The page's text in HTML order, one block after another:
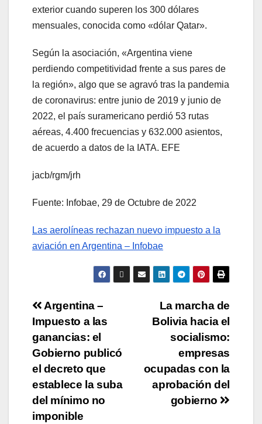
exterior cuando superen los 300 dólares
mensuales, conocida como «dólar Qatar».
Según la asociación, «Argentina viene
perdiendo competitividad frente a sus pares de
la región», algo que se agravó tras la pandemia
de coronavirus: entre junio de 2019 y junio de
2022, el país suramericano perdió 53 rutas
aéreas, 4.400 frecuencias y 632.000 asientos,
de acuerdo a datos de la IATA. EFE
jacb/rgm/jrh
Fuente: Infobae, 29 de Octubre de 2022
Las aerolíneas rechazan nuevo impuesto a la
aviación en Argentina – Infobae
La marcha de
Bolivia hacia el
socialismo:
empresas
ocupadas con la
aprobación del
gobierno
Argentina –
Impuesto a las
ganancias: el
Gobierno publicó
el decreto que
establece la suba
del mínimo no
imponible